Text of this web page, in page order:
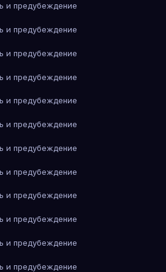
и предубеждение
и предубеждение
и предубеждение
и предубеждение
и предубеждение
и предубеждение
и предубеждение
и предубеждение
и предубеждение
и предубеждение
и предубеждение
и предубеждение